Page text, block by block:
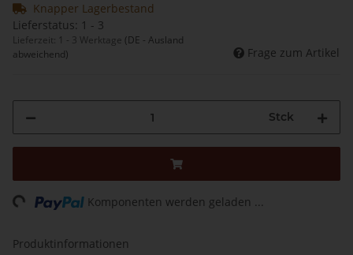
Knapper Lagerbestand
Lieferstatus: 1 - 3
Lieferzeit: 1 - 3 Werktage (DE - Ausland
abweichend)
Frage zum Artikel
Stck
Komponenten werden geladen ...
Produktinformationen